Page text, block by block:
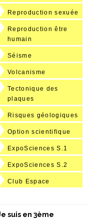
Reproduction sexuée
Reproduction être
humain
Séisme
Volcanisme
Tectonique des
plaques
Risques géologiques
Option scientifique
ExpoSciences S.1
ExpoSciences S.2
Club Espace
suis en 3ème